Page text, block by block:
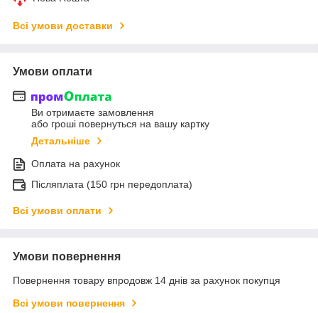
Всі умови доставки
Умови оплати
Ви отримаєте замовлення
або гроші повернуться на вашу картку
Детальніше
Оплата на рахунок
Післяплата (150 грн передоплата)
Всі умови оплати
Умови повернення
Повернення товару впродовж 14 днів за рахунок покупця
Всі умови повернення